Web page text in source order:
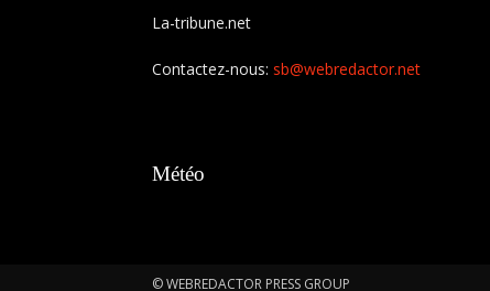
La-tribune.net
Contactez-nous: sb@webredactor.net
Météo
© WEBREDACTOR PRESS GROUP